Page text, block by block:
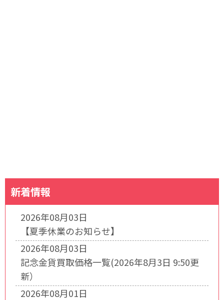
新着情報
2026年08月03日
【夏季休業のお知らせ】
2026年08月03日
記念金貨買取価格一覧(2026年8月3日 9:50更
新）
2026年08月01日